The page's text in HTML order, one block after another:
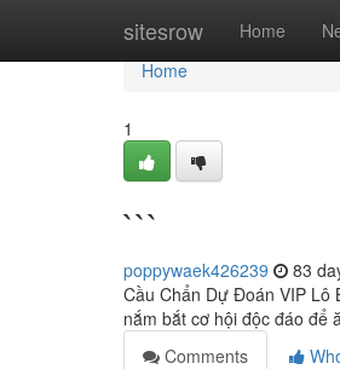
sitesrow Home
Home
Home
1
```
poppywaek426239 83
Cầu Chẩn Dự Đoán VIP Lô
nắm bắt cơ hội độc đáo để
Comments